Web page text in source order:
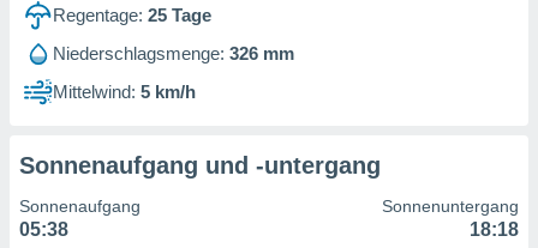
zur
der
von
von
Regentage: 25 Tage
Niederschlagsmenge: 326 mm
Mittelwind: 5 km/h
Sonnenaufgang und -untergang
Sonnenaufgang
05:38
Sonnenuntergang
18:18